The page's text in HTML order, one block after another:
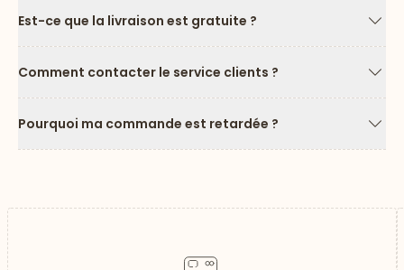
Est-ce que la livraison est gratuite ?
Comment contacter le service clients ?
Pourquoi ma commande est retardée ?